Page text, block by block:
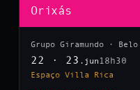
Orixás
Grupo Giramundo ·
22 · 23 .jun 18h30
Espaço Villa Rica